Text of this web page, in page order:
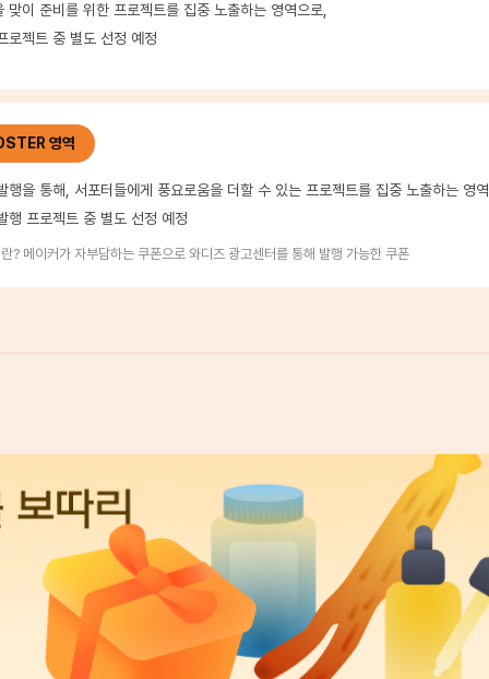
맞이 준비를 위한 프로젝트를 집중 노출하는 영역으로,
로젝트 중 별도 선정 예정
영역
행을 통해, 서포터들에게 풍요로움을 더할 수 있는 프로젝트를 집중 노출하는 영
행 프로젝트 중 별도 선정 예정
? 메이커가 자부담하는 쿠폰으로 와디즈 광고센터를 통해 발행 가능한 쿠폰